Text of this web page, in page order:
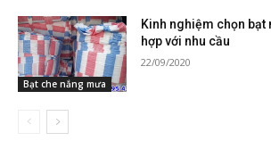
Bạt che nắng mưa
Kinh nghiệm chọn bạt
hợp với nhu cầu
22/09/2020